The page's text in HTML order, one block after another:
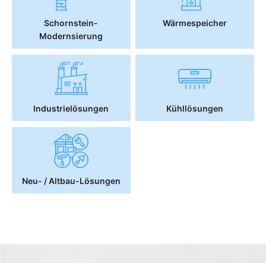
Schornstein-
Modernsierung
Wärmespeicher
Industrielösungen Kühllösungen
Neu- / Altbau-Lösungen